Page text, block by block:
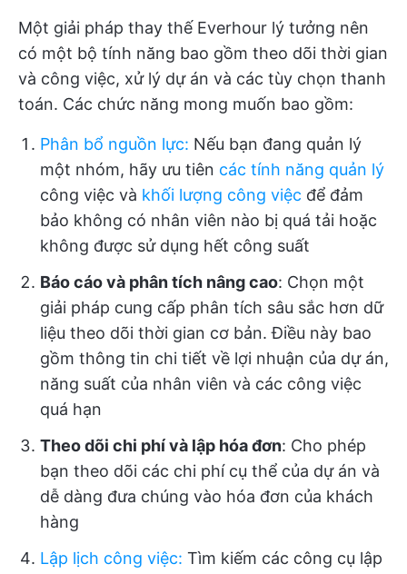
Một giải pháp thay thế Everhour lý tưởng nên
có một bộ tính năng bao gồm theo dõi thời gian
và công việc, xử lý dự án và các tùy chọn thanh
toán. Các chức năng mong muốn bao gồm:
Phân bổ nguồn lực: Nếu bạn đang quản lý
một nhóm, hãy ưu tiên các tính năng quản lý
công việc và khối lượng công việc để đảm
bảo không có nhân viên nào bị quá tải hoặc
không được sử dụng hết công suất
Báo cáo và phân tích nâng cao: Chọn một
giải pháp cung cấp phân tích sâu sắc hơn dữ
liệu theo dõi thời gian cơ bản. Điều này bao
gồm thông tin chi tiết về lợi nhuận của dự án,
năng suất của nhân viên và các công việc
quá hạn
Theo dõi chi phí và lập hóa đơn: Cho phép
bạn theo dõi các chi phí cụ thể của dự án và
dễ dàng đưa chúng vào hóa đơn của khách
hàng
Lập lịch công việc: Tìm kiếm các công cụ lập